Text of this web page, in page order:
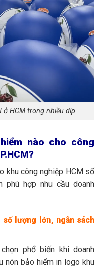
ở HCM trong nhiều dịp
nào cho công
khu công nghiệp HCM số
phù hợp nhu cầu doanh
lượng lớn, ngân sách
phổ biến khi doanh
nón bảo hiểm in logo khu